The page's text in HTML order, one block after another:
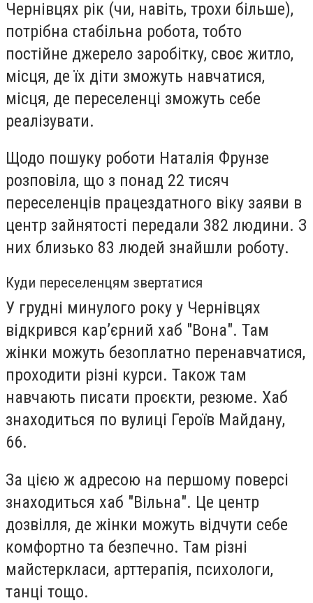
Чернівцях рік (чи, навіть, трохи більше),
потрібна стабільна робота, тобто
постійне джерело заробітку, своє житло,
місця, де їх діти зможуть навчатися,
місця, де переселенці зможуть себе
реалізувати.
Щодо пошуку роботи Наталія Фрунзе
розповіла, що з понад 22 тисяч
переселенців працездатного віку заяви в
центр зайнятості передали 382 людини. З
них близько 83 людей знайшли роботу.
Куди переселенцям звертатися
У грудні минулого року у Чернівцях
відкрився карʼєрний хаб "Вона". Там
жінки можуть безоплатно перенавчатися,
проходити різні курси. Також там
навчають писати проєкти, резюме. Хаб
знаходиться по вулиці Героїв Майдану,
66.
За цією ж адресою на першому поверсі
знаходиться хаб "Вільна". Це центр
дозвілля, де жінки можуть відчути себе
комфортно та безпечно. Там різні
майстеркласи, арттерапія, психологи,
танці тощо.